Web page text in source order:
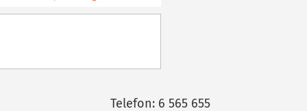
Telefon: 6 565 655